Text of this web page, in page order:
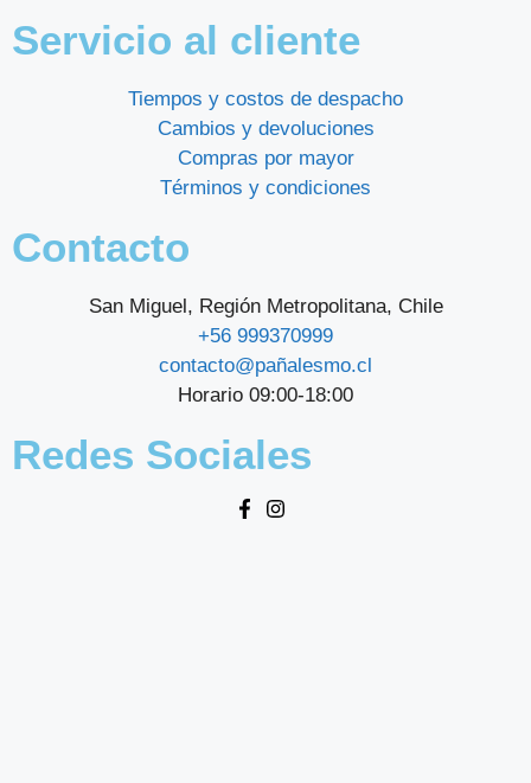
Servicio al cliente
Tiempos y costos de despacho
Cambios y devoluciones
Compras por mayor
Términos y condiciones
Contacto
San Miguel, Región Metropolitana, Chile
+56 999370999
contacto@pañalesmo.cl
Horario 09:00-18:00
Redes Sociales